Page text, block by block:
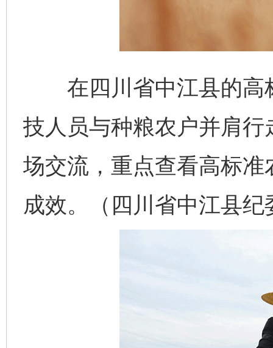
在四川省中江县的高
技人员与种粮农户并肩
场交流，重点查看高标
成效。（四川省中江县